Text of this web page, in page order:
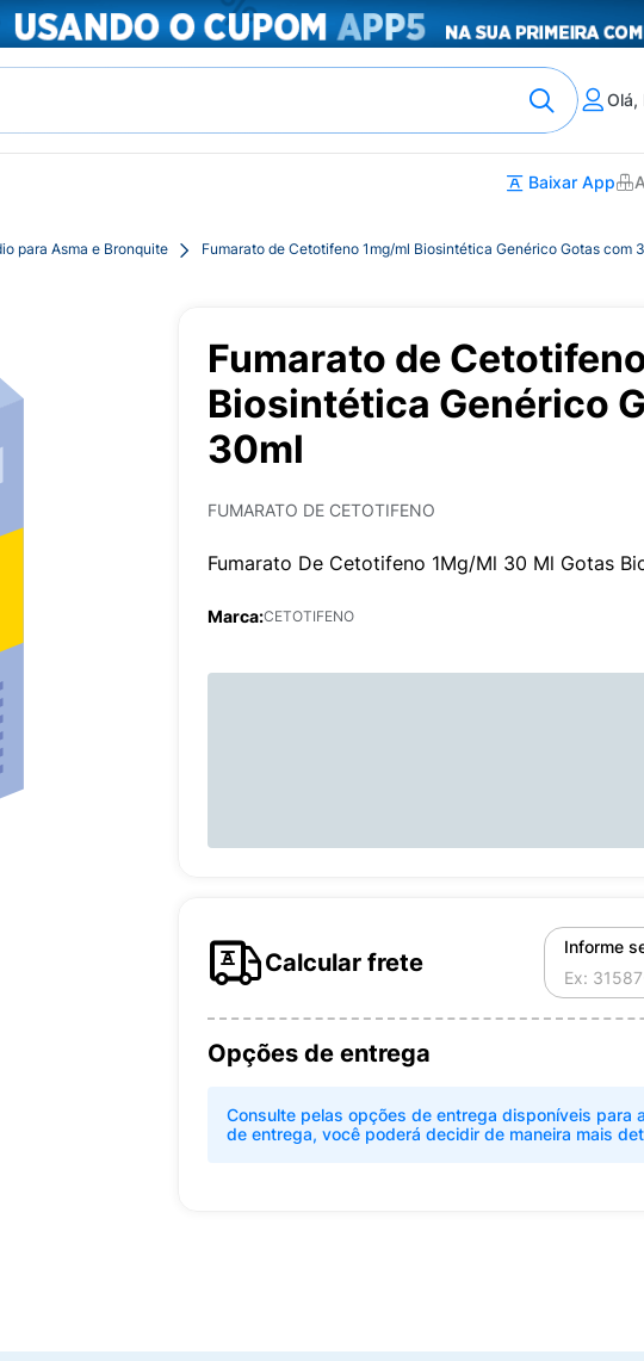
Olá,
Baixar App
para Asma e Bronquite Fumarato de Cetotifeno 1mg/ml Biosintética Genérico Gotas com
Fumarato de
Biosintética Genérico
30ml
FUMARATO DE CETOTIFENO
Fumarato De Cetotifeno 1Mg/Ml 30 Ml Gotas
Marca:CETOTIFENO
Calcular frete
Informe
Opções de entrega
Consulte pelas opções de entrega disponíveis para
de entrega, você poderá decidir de maneira mais